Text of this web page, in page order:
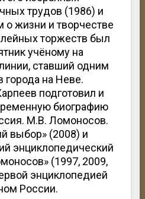
трудов (1986) и
о жизни и творчестве
торжеств был
учёному на
ставший одним
города на Неве.
подготовил и
биографию
М.В. Ломоносов.
выбор» (2008) и
энциклопедический
(1997, 2009,
энциклопедией
России.